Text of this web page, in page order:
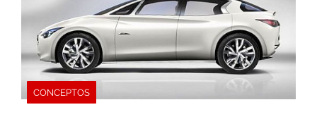
CONCEPTOS